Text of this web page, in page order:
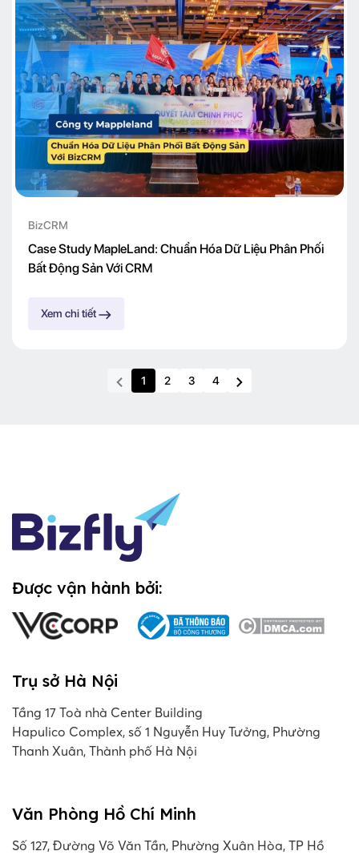
BizCRM
Case Study MapleLand: Chuẩn Hóa Dữ Liệu Phân Phối
Bất Động Sản Với CRM
Xem chi tiết
1 2 3 4
Được vận hành bởi:
Trụ sở Hà Nội
Tầng 17 Toà nhà Center Building
Hapulico Complex, số 1 Nguyễn Huy Tưởng, Phường
Thanh Xuân, Thành phố Hà Nội
Văn Phòng Hồ Chí Minh
Số 127, Đường Võ Văn Tần, Phường Xuân Hòa, TP Hồ